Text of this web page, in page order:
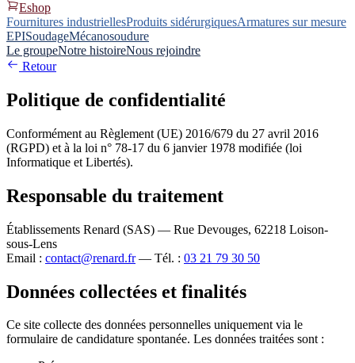
Eshop
Fournitures industriellesProduits sidérurgiquesArmatures sur mesure
EPISoudageMécanosoudure
Le groupeNotre histoireNous rejoindre
Retour
Politique de confidentialité
Conformément au Règlement (UE) 2016/679 du 27 avril 2016
(RGPD) et à la loi n° 78-17 du 6 janvier 1978 modifiée (loi
Informatique et Libertés).
Responsable du traitement
Établissements Renard (SAS) — Rue Devouges, 62218 Loison-
sous-Lens
Email : contact@renard.fr — Tél. : 03 21 79 30 50
Données collectées et finalités
Ce site collecte des données personnelles uniquement via le
formulaire de candidature spontanée. Les données traitées sont :